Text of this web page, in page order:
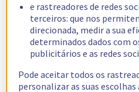
e rastreadores de redes
terceiros: que nos
direcionada, medir a sua
determinados dados com
publicitários e as redes
Pode aceitar todos os
personalizar as suas